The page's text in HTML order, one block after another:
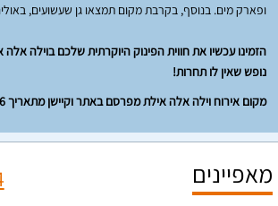
ופארק מים. בנוסף, בקרבת מקום תמצאו גן שעשועים,
הזמינו עכשיו את חווית הפינוק היוקרתית שלכם בוילה
נופש שאין לו תחרות!
מקום אירוח וילה אלה אילת מפרסם באתר וקיישן מתאריך 15.02.2026.
מאפיינים